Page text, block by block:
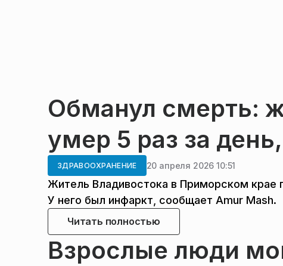
Обманул смерть:
умер 5 раз за
ЗДРАВООХРАНЕНИЕ 20 апреля 2026 10:51
Житель Владивостока в Приморском крае
У него был инфаркт, сообщает Amur Mash.
Читать полностью
Взрослые люди